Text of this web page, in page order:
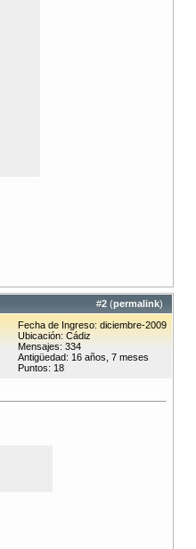
#2 (permalink)
Fecha de Ingreso: diciembre-2009
Ubicación: Cádiz
Mensajes: 334
Antigüedad: 16 años, 7 meses
Puntos: 18